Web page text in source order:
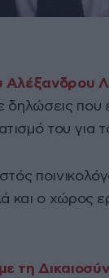
Αλέξανδρου
δηλώσεις που
του για
και ο χώρος
τη